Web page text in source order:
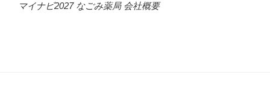
マイナビ2027 なごみ薬局 会社概要